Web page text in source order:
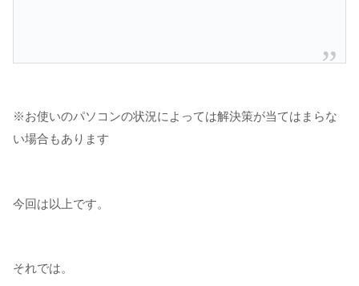
※お使いのパソコンの状況によっては解決策が当てはまらな
い場合もあります
今回は以上です。
それでは。